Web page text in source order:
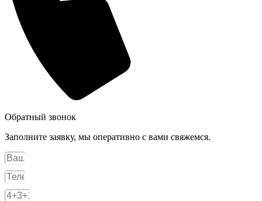
Обратный звонок
Заполните заявку, мы оперативно с вами свяжемся.